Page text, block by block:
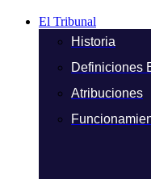
El Tribunal
Historia
Definiciones
Atribuciones